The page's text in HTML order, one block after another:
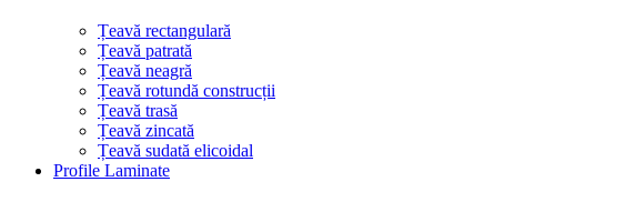
Țeavă rectangulară
Țeavă patrată
Țeavă neagră
Țeavă rotundă construcții
Țeavă trasă
Țeavă zincată
Țeavă sudată elicoidal
Profile Laminate